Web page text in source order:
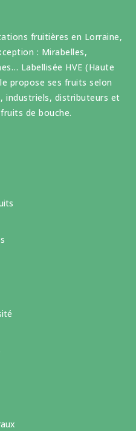
fruitières en Lorraine,
: Mirabelles,
Labellisée HVE (Haute
propose ses fruits selon
industriels, distributeurs et
de bouche.